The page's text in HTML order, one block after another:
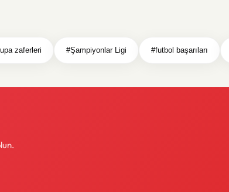
zaferleri #Şampiyonlar Ligi #futbol başarıları